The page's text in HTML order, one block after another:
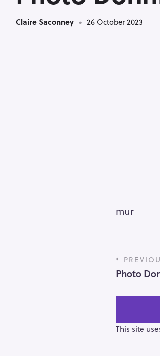
Claire Saconney 26 October 2023
mur
P
o
s
t
v
Photo
This site